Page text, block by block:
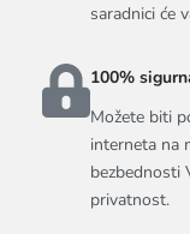
saradnici će
100%
Možete biti
interneta na
bezbednosti
privatnost.